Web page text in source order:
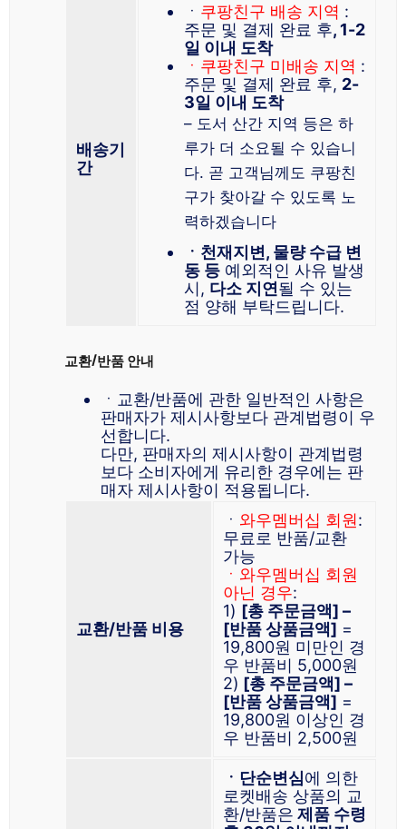
배송기
간
ㆍ 쿠팡친구 배송 지역 :
주문 및 결제 완료 후, 1-2
일 이내 도착
ㆍ쿠팡친구 미배송 지역 :
주문 및 결제 완료 후, 2-
3일 이내 도착
– 도서 산간 지역 등은 하
루가 더 소요될 수 있습니
다. 곧 고객님께도 쿠팡친
구가 찾아갈 수 있도록 노
력하겠습니다
ㆍ천재지변, 물량 수급 변
동 등 예외적인 사유 발생
시, 다소 지연될 수 있는
점 양해 부탁드립니다.
교환/반품 안내
ㆍ교환/반품에 관한 일반적인 사항은
판매자가 제시사항보다 관계법령이 우
선합니다.
다만, 판매자의 제시사항이 관계법령
보다 소비자에게 유리한 경우에는 판
매자 제시사항이 적용됩니다.
교환/반품 비용
ㆍ 와우멤버십 회원:
무료로 반품/교환
가능
ㆍ와우멤버십 회원
아닌 경우:
1) [총 주문금액] –
[반품 상품금액] =
19,800원 미만인 경
우 반품비 5,000원
2) [총 주문금액] –
[반품 상품금액] =
19,800원 이상인 경
우 반품비 2,500원
ㆍ단순변심에 의한
로켓배송 상품의 교
환/반품은 제품 수령